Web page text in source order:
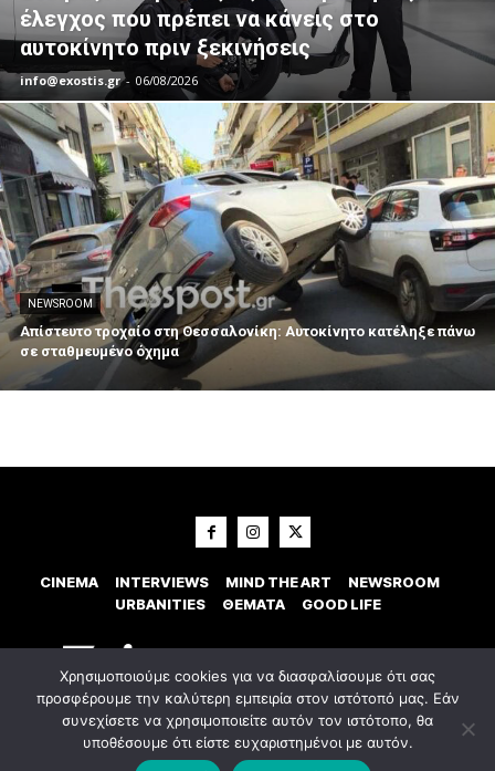
έλεγχος που πρέπει να κάνεις στο
αυτοκίνητο πριν ξεκινήσεις
info@exostis.gr - 06/08/2026
NEWSROOM
Απίστευτο τροχαίο στη Θεσσαλονίκη: Αυτοκίνητο κατέληξε πάνω
σε σταθμευμένο όχημα
CINEMA INTERVIEWS MIND THE ART
NEWSROOM
URBANITIES
ΘΕΜΑΤΑ GOOD LIFE
© 2023 Εxostispress - All right reserved. Κατασκευή Ιστοσελίδας
digital agency
Χρησιμοποιούμε cookies για να διασφαλίσουμε ότι σας
προσφέρουμε την καλύτερη εμπειρία στον ιστότοπό μας. Εάν
συνεχίσετε να χρησιμοποιείτε αυτόν τον ιστότοπο, θα
υποθέσουμε ότι είστε ευχαριστημένοι με αυτόν.